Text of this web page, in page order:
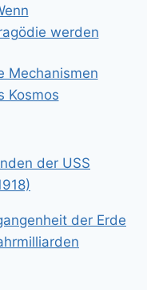
werden
Mechanismen
Kosmos
der USS
der Erde